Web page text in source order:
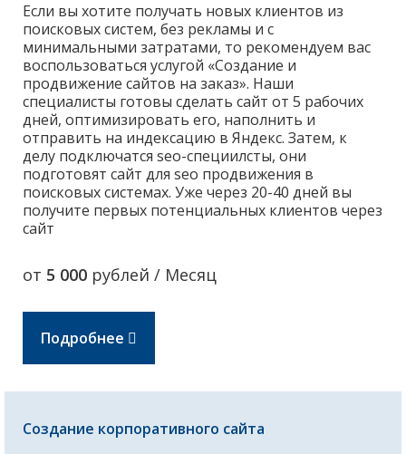
Если вы хотите получать новых клиентов из
поисковых систем, без рекламы и с
минимальными затратами, то рекомендуем вас
воспользоваться услугой «Создание и
продвижение сайтов на заказ». Наши
специалисты готовы сделать сайт от 5 рабочих
дней, оптимизировать его, наполнить и
отправить на индексацию в Яндекс. Затем, к
делу подключатся seo-специилсты, они
подготовят сайт для seo продвижения в
поисковых системах. Уже через 20-40 дней вы
получите первых потенциальных клиентов через
сайт
от 5 000 рублей / Месяц
Подробнее
Создание корпоративного сайта